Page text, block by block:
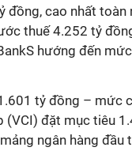
cao nhất toàn
thuế 4.252 tỷ
hướng đến
tỷ đồng – mức
(VCI) đặt mục tiêu
ngân hàng đầu